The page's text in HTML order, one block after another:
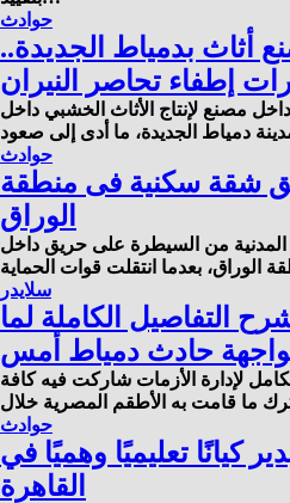
حوادث
أثاث بدمياط الجديدة..
مصنع لإنتاج الأثاث الخشبي داخل
حوادث
شقة سكنية فى منطقة
الوراق
المدنية من السيطرة على حريق داخل
سلايدر
التفاصيل الكاملة لما
حادث دمياط أمس
لإدارة الأزمات شاركت فيه كافة
حوادث
تعليميًا وهميًا في
القاهرة